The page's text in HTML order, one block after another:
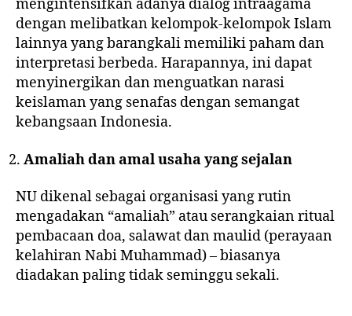
mengintensifkan adanya dialog intraagama
dengan melibatkan kelompok-kelompok Islam
lainnya yang barangkali memiliki paham dan
interpretasi berbeda. Harapannya, ini dapat
menyinergikan dan menguatkan narasi
keislaman yang senafas dengan semangat
kebangsaan Indonesia.
Amaliah dan amal usaha yang sejalan
NU dikenal sebagai organisasi yang rutin
mengadakan “amaliah” atau serangkaian ritual
pembacaan doa, salawat dan maulid (perayaan
kelahiran Nabi Muhammad) – biasanya
diadakan paling tidak seminggu sekali.